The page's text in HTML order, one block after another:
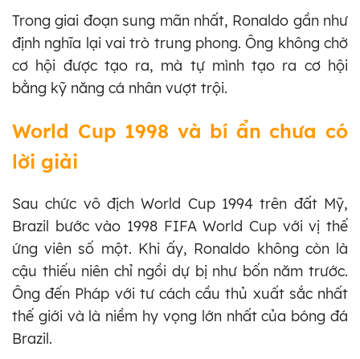
Trong giai đoạn sung mãn nhất, Ronaldo gần như
định nghĩa lại vai trò trung phong. Ông không chờ
cơ hội được tạo ra, mà tự mình tạo ra cơ hội
bằng kỹ năng cá nhân vượt trội.
World Cup 1998 và bí ẩn chưa có
lời giải
Sau chức vô địch World Cup 1994 trên đất Mỹ,
Brazil bước vào 1998 FIFA World Cup với vị thế
ứng viên số một. Khi ấy, Ronaldo không còn là
cậu thiếu niên chỉ ngồi dự bị như bốn năm trước.
Ông đến Pháp với tư cách cầu thủ xuất sắc nhất
thế giới và là niềm hy vọng lớn nhất của bóng đá
Brazil.